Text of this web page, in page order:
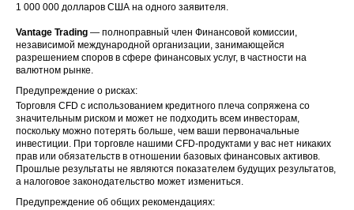
1 000 000 долларов США на одного заявителя.
Vantage Trading — полноправный член Финансовой комиссии,
независимой международной организации, занимающейся
разрешением споров в сфере финансовых услуг, в частности на
валютном рынке.
Предупреждение о рисках:
Торговля CFD с использованием кредитного плеча сопряжена со
значительным риском и может не подходить всем инвесторам,
поскольку можно потерять больше, чем ваши первоначальные
инвестиции. При торговле нашими CFD-продуктами у вас нет никаких
прав или обязательств в отношении базовых финансовых активов.
Прошлые результаты не являются показателем будущих результатов,
а налоговое законодательство может измениться.
Предупреждение об общих рекомендациях: